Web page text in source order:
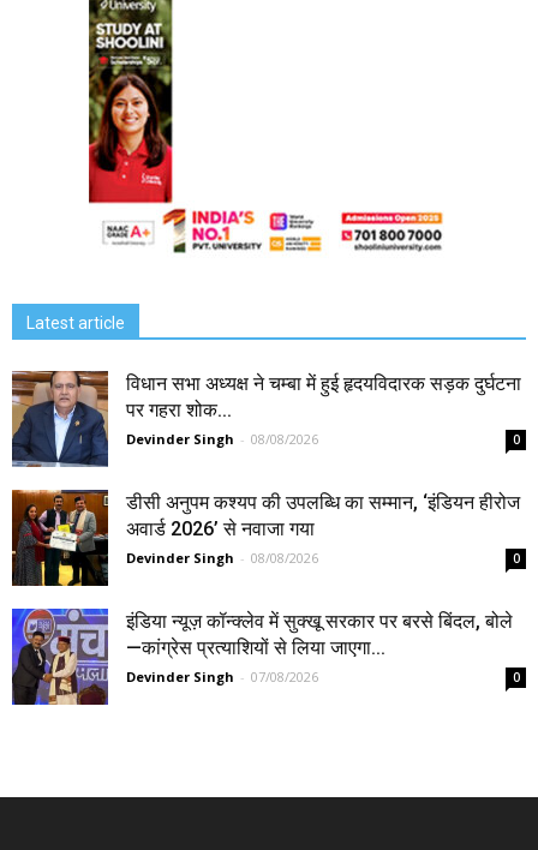
Latest article
विधान सभा अध्यक्ष ने चम्बा में हुई हृदयविदारक सड़क दुर्घटना
पर गहरा शोक...
Devinder Singh - 08/08/2026 0
डीसी अनुपम कश्यप की उपलब्धि का सम्मान, ‘इंडियन हीरोज
अवार्ड 2026’ से नवाजा गया
Devinder Singh - 08/08/2026 0
इंडिया न्यूज़ कॉन्क्लेव में सुक्खू सरकार पर बरसे बिंदल, बोले
—कांग्रेस प्रत्याशियों से लिया जाएगा...
Devinder Singh - 07/08/2026 0